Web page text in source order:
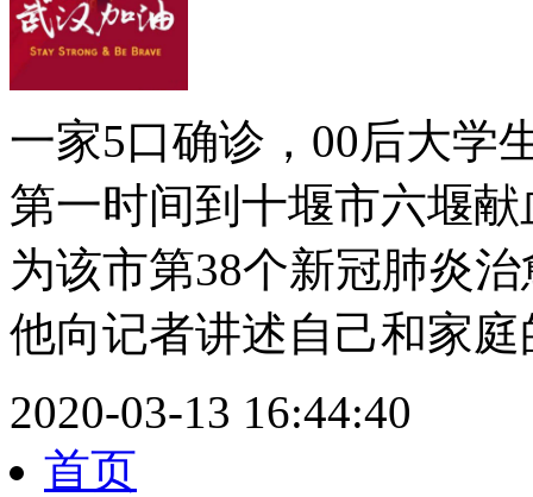
一家5口确诊，00后大学
第一时间到十堰市六堰
为该市第38个新冠肺炎
他向记者讲述自己和家庭
2020-03-13 16:44:40
首页